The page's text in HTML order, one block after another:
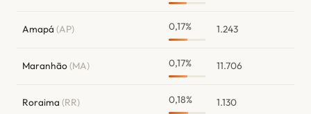
Amapá (AP) 0,17% 1.243
Maranhão(MA) 0,17% 11.706
Roraima (RR) 0,18% 1.130